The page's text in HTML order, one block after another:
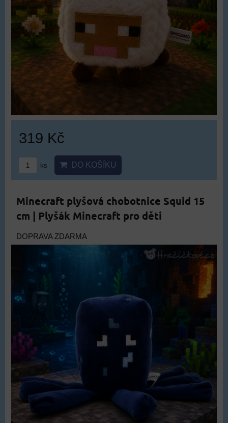
319 Kč
ks DO KOŠÍKU
Minecraft plyšová chobotnice Squid 15
cm | Plyšák Minecraft pro děti
DOPRAVA ZDARMA